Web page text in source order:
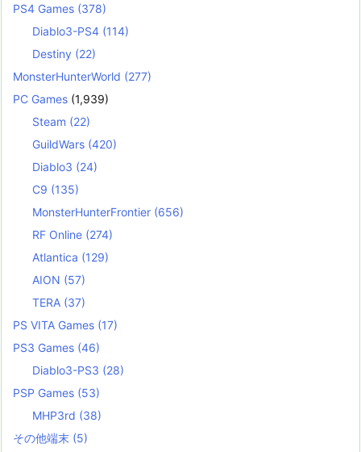
PS4 Games (378)
Diablo3-PS4 (114)
Destiny (22)
MonsterHunterWorld (277)
PC Games (1,939)
Steam (22)
GuildWars (420)
Diablo3 (24)
C9 (135)
MonsterHunterFrontier (656)
RF Online (274)
Atlantica (129)
AION (57)
TERA (37)
PS VITA Games (17)
PS3 Games (46)
Diablo3-PS3 (28)
PSP Games (53)
MHP3rd (38)
その他端末 (5)